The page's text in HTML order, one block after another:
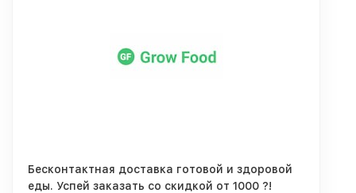
Бесконтактная доставка готовой и здоровой
еды. Успей заказать со скидкой от 1000 ?!